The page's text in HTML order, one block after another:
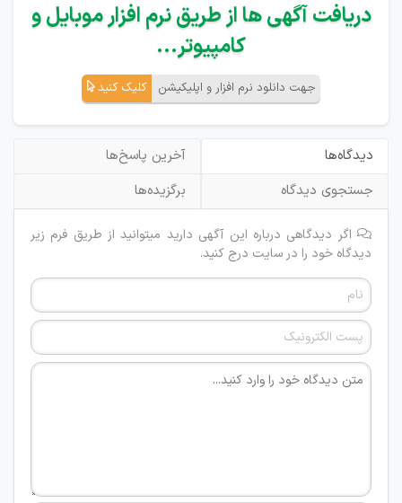
دریافت آگهی ها از طریق نرم افزار موبایل و
کامپیوتر...
جهت دانلود نرم افزار و اپلیکیشن کلیک کنید
دیدگاه‌ها
آخرین پاسخ‌ها
جستجوی دیدگاه
برگزیده‌ها
اگر دیدگاهی درباره این آگهی دارید میتوانید از طریق فرم زیر
دیدگاه خود را در سایت درج کنید.